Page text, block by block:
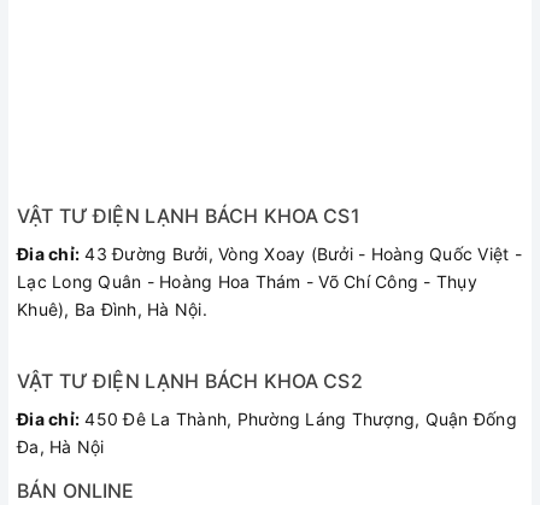
VẬT TƯ ĐIỆN LẠNH BÁCH KHOA CS1
Đia chỉ: 43 Đường Bưởi, Vòng Xoay (Bưởi - Hoàng Quốc Việt -
Lạc Long Quân - Hoàng Hoa Thám - Võ Chí Công - Thụy
Khuê), Ba Đình, Hà Nội.
VẬT TƯ ĐIỆN LẠNH BÁCH KHOA CS2
Đia chỉ: 450 Đê La Thành, Phường Láng Thượng, Quận Đống
Đa, Hà Nội
BÁN ONLINE